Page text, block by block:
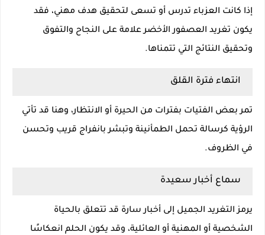
إذا كانت العزباء تدرس أو تسعى لتحقيق هدف مهني، فقد
يكون تغريد العصفور الأخضر علامة على النجاح والتفوق
وتحقيق النتائج التي تتمناها.
انتهاء فترة القلق
تمر بعض الفتيات بفترات من الحيرة أو الانتظار، وهنا قد تأتي
الرؤية كرسالة تحمل الطمأنينة وتبشر بانفراج قريب وتحسن
في الظروف.
سماع أخبار سعيدة
يرمز التغريد الجميل إلى أخبار سارة قد تتعلق بالحياة
الشخصية أو المهنية أو العائلية، وقد يكون الحلم انعكاسًا